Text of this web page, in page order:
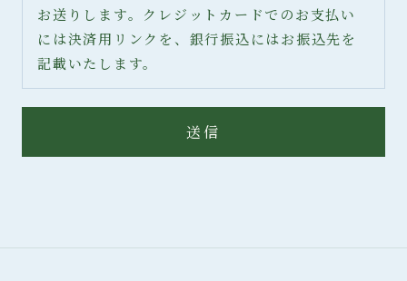
お送りします。クレジットカードでのお支払い
には決済用リンクを、銀行振込にはお振込先を
記載いたします。
送信